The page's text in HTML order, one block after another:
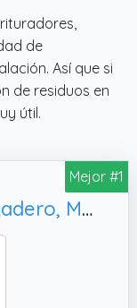
de
Así que si
de residuos en
útil.
Mejor #1
TEKA Triturador de Fregadero, Modelo TR 550